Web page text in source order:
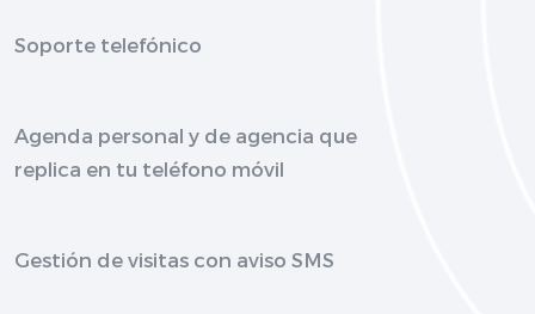
Soporte telefónico
Agenda personal y de agencia que
replica en tu teléfono móvil
Gestión de visitas con aviso SMS